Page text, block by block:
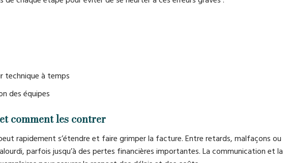
technique à temps
des équipes
comment les contrer
rapidement s’étendre et faire grimper la facture. Entre retards, malfaçons ou
parfois jusqu’à des pertes financières importantes. La communication et la